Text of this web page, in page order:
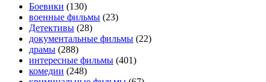
Боевики (130)
военные фильмы (23)
Детективы (28)
документальные фильмы (22)
драмы (288)
интересные фильмы (401)
комедии (248)